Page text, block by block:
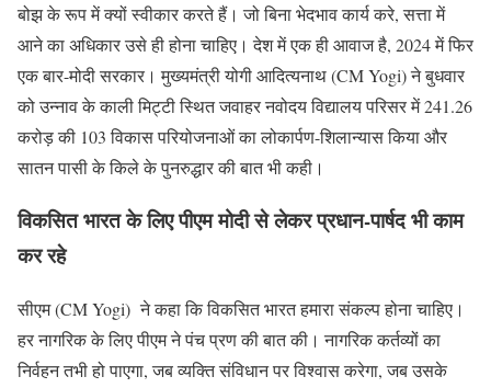
बोझ के रूप में क्यों स्वीकार करते हैं। जो बिना भेदभाव कार्य करे, सत्ता में
आने का अधिकार उसे ही होना चाहिए। देश में एक ही आवाज है, 2024 में फिर
एक बार-मोदी सरकार। मुख्यमंत्री योगी आदित्यनाथ (CM Yogi) ने बुधवार
को उन्नाव के काली मिट्टी स्थित जवाहर नवोदय विद्यालय परिसर में 241.26
करोड़ की 103 विकास परियोजनाओं का लोकार्पण-शिलान्यास किया और
सातन पासी के किले के पुनरुद्धार की बात भी कही।
विकसित भारत के लिए पीएम मोदी से लेकर प्रधान-पार्षद भी काम
कर रहे
सीएम (CM Yogi) ने कहा कि विकसित भारत हमारा संकल्प होना चाहिए।
हर नागरिक के लिए पीएम ने पंच प्रण की बात की। नागरिक कर्तव्यों का
निर्वहन तभी हो पाएगा, जब व्यक्ति संविधान पर विश्वास करेगा, जब उसके